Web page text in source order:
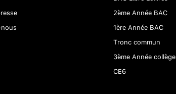
2ème Année BAC
1ère Année BAC
Tronc commun
3ème Année collège
CE6